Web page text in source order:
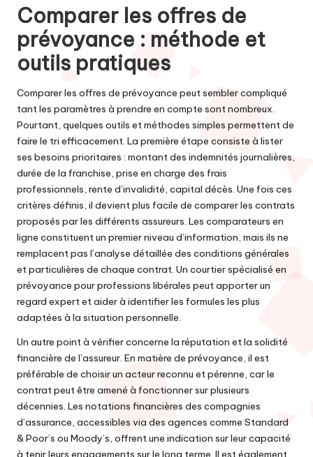
Comparer les offres de
prévoyance : méthode et
outils pratiques
Comparer les offres de prévoyance peut sembler compliqué
tant les paramètres à prendre en compte sont nombreux.
Pourtant, quelques outils et méthodes simples permettent de
faire le tri efficacement. La première étape consiste à lister
ses besoins prioritaires : montant des indemnités journalières,
durée de la franchise, prise en charge des frais
professionnels, rente d’invalidité, capital décès. Une fois ces
critères définis, il devient plus facile de comparer les contrats
proposés par les différents assureurs. Les comparateurs en
ligne constituent un premier niveau d’information, mais ils ne
remplacent pas l’analyse détaillée des conditions générales
et particulières de chaque contrat. Un courtier spécialisé en
prévoyance pour professions libérales peut apporter un
regard expert et aider à identifier les formules les plus
adaptées à la situation personnelle.
Un autre point à vérifier concerne la réputation et la solidité
financière de l’assureur. En matière de prévoyance, il est
préférable de choisir un acteur reconnu et pérenne, car le
contrat peut être amené à fonctionner sur plusieurs
décennies. Les notations financières des compagnies
d’assurance, accessibles via des agences comme Standard
& Poor’s ou Moody’s, offrent une indication sur leur capacité